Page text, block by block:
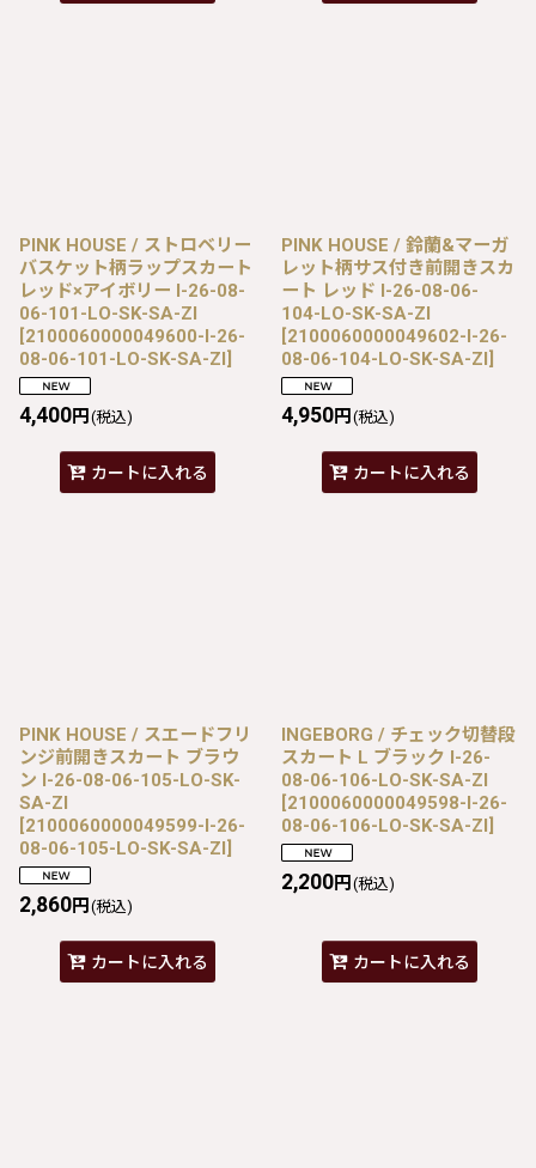
PINK HOUSE / ストロベリー
バスケット柄ラップスカート
レッド×アイボリー I-26-08-
06-101-LO-SK-SA-ZI
[2100060000049600-I-26-
08-06-101-LO-SK-SA-ZI]
4,400円 (税込)
カートに入れる
PINK HOUSE / 鈴蘭&マーガ
レット柄サス付き前開きスカ
ート レッド I-26-08-06-
104-LO-SK-SA-ZI
[2100060000049602-I-26-
08-06-104-LO-SK-SA-ZI]
4,950円 (税込)
カートに入れる
PINK HOUSE / スエードフリ
ンジ前開きスカート ブラウ
ン I-26-08-06-105-LO-SK-
SA-ZI
[2100060000049599-I-26-
08-06-105-LO-SK-SA-ZI]
2,860円 (税込)
カートに入れる
INGEBORG / チェック切替段
スカート L ブラック I-26-
08-06-106-LO-SK-SA-ZI
[2100060000049598-I-26-
08-06-106-LO-SK-SA-ZI]
2,200円 (税込)
カートに入れる